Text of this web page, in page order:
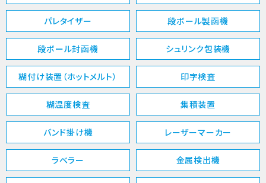
パレタイザー 段ボール製函機
段ボール封函機 シュリンク包装機
糊付け装置（ホットメルト） 印字検査
糊温度検査 集積装置
バンド掛け機 レーザーマーカー
ラベラー 金属検出機